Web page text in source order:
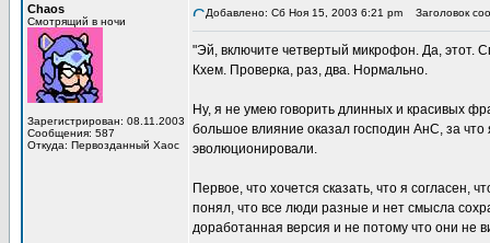
Chaos
Смотрящий в ночи
Зарегистрирован: 08.11.2003
Сообщения: 587
Откуда: Первозданный Хаос
Добавлено: Сб Ноя 15, 2003 6:21 pm Заголовок
"Эй, включите четвертый микрофон. Да, этот.
Кхем. Проверка, раз, два. Нормально.
Ну, я не умею говорить длинных и красивых
большое влияние оказал господин АнС, за
эволюционировали.
Первое, что хочется сказать, что я согласен,
понял, что все люди разные и нет смысла
доработанная версия и не потому что они не